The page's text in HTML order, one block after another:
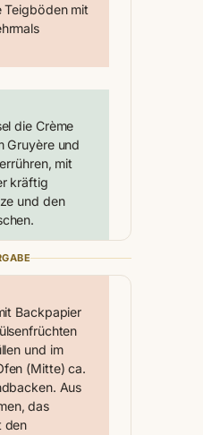
Teigböden mit
die Crème
Gruyère und
mit
kräftig
und den
Backpapier
und im
(Mitte) ca.
Aus
das
den